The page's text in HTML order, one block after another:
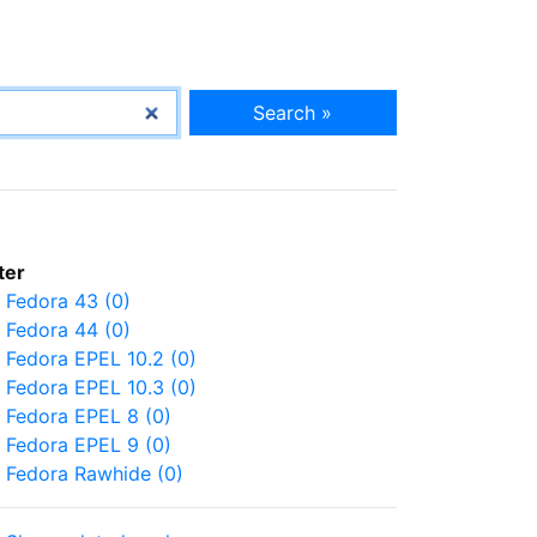
Search »
Fedora 43 (0)
Fedora 44 (0)
Fedora EPEL 10.2 (0)
Fedora EPEL 10.3 (0)
Fedora EPEL 8 (0)
Fedora EPEL 9 (0)
Fedora Rawhide (0)